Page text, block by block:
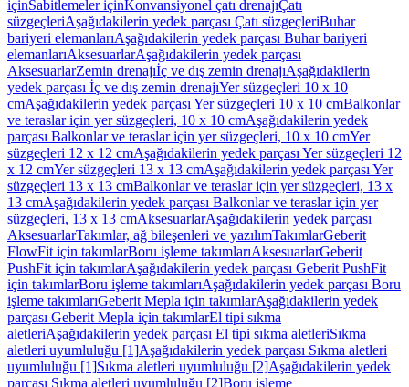
içinSabitlemeler içinKonvansiyonel çatı drenajıÇatı
süzgeçleriAşağıdakilerin yedek parçası Çatı süzgeçleriBuhar
bariyeri elemanlarıAşağıdakilerin yedek parçası Buhar bariyeri
elemanlarıAksesuarlarAşağıdakilerin yedek parçası
AksesuarlarZemin drenajıİç ve dış zemin drenajıAşağıdakilerin
yedek parçası İç ve dış zemin drenajıYer süzgeçleri 10 x 10
cmAşağıdakilerin yedek parçası Yer süzgeçleri 10 x 10 cmBalkonlar
ve teraslar için yer süzgeçleri, 10 x 10 cmAşağıdakilerin yedek
parçası Balkonlar ve teraslar için yer süzgeçleri, 10 x 10 cmYer
süzgeçleri 12 x 12 cmAşağıdakilerin yedek parçası Yer süzgeçleri 12
x 12 cmYer süzgeçleri 13 x 13 cmAşağıdakilerin yedek parçası Yer
süzgeçleri 13 x 13 cmBalkonlar ve teraslar için yer süzgeçleri, 13 x
13 cmAşağıdakilerin yedek parçası Balkonlar ve teraslar için yer
süzgeçleri, 13 x 13 cmAksesuarlarAşağıdakilerin yedek parçası
AksesuarlarTakımlar, ağ bileşenleri ve yazılımTakımlarGeberit
FlowFit için takımlarBoru işleme takımlarıAksesuarlarGeberit
PushFit için takımlarAşağıdakilerin yedek parçası Geberit PushFit
için takımlarBoru işleme takımlarıAşağıdakilerin yedek parçası Boru
işleme takımlarıGeberit Mepla için takımlarAşağıdakilerin yedek
parçası Geberit Mepla için takımlarEl tipi sıkma
aletleriAşağıdakilerin yedek parçası El tipi sıkma aletleriSıkma
aletleri uyumluluğu [1]Aşağıdakilerin yedek parçası Sıkma aletleri
uyumluluğu [1]Sıkma aletleri uyumluluğu [2]Aşağıdakilerin yedek
parçası Sıkma aletleri uyumluluğu [2]Boru işleme